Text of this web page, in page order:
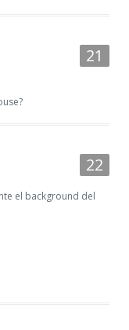
el background del